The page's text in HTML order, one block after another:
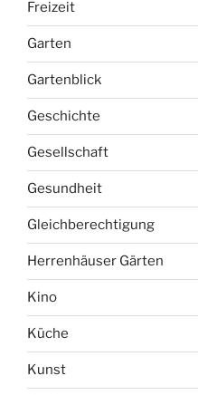
Garten
Gartenblick
Geschichte
Gesellschaft
Gesundheit
Gleichberechtigung
Herrenhäuser Gärten
Kino
Küche
Kunst
Laufen